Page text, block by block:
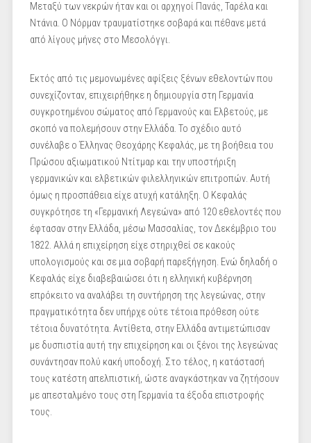
Μεταξύ των νεκρών ήταν και οι αρχηγοί Πανάς, Ταρέλα και
Ντάνια. Ο Νόρμαν τραυματίστηκε σοβαρά και πέθανε μετά
από λίγους μήνες στο Μεσολόγγι.
Εκτός από τις μεμονωμένες αφίξεις ξένων εθελοντών που
συνεχίζονταν, επιχειρήθηκε η δημιουργία στη Γερμανία
συγκροτημένου σώματος από Γερμανούς και Ελβετούς, με
σκοπό να πολεμήσουν στην Ελλάδα. Το σχέδιο αυτό
συνέλαβε ο Έλληνας Θεοχάρης Κεφαλάς, με τη βοήθεια του
Πρώσου αξιωματικού Ντίτμαρ και την υποστήριξη
γερμανικών και ελβετικών φιλελληνικών επιτροπών. Αυτή
όμως η προσπάθεια είχε ατυχή κατάληξη. Ο Κεφαλάς
συγκρότησε τη «Γερμανική Λεγεώνα» από 120 εθελοντές που
έφτασαν στην Ελλάδα, μέσω Μασσαλίας, τον Δεκέμβριο του
1822. Αλλά η επιχείρηση είχε στηριχθεί σε κακούς
υπολογισμούς και σε μια σοβαρή παρεξήγηση. Ενώ δηλαδή ο
Κεφαλάς είχε διαβεβαιώσει ότι η ελληνική κυβέρνηση
επρόκειτο να αναλάβει τη συντήρηση της λεγεώνας, στην
πραγματικότητα δεν υπήρχε ούτε τέτοια πρόθεση ούτε
τέτοια δυνατότητα. Αντίθετα, στην Ελλάδα αντιμετώπισαν
με δυσπιστία αυτή την επιχείρηση και οι ξένοι της λεγεώνας
συνάντησαν πολύ κακή υποδοχή. Στο τέλος, η κατάστασή
τους κατέστη απελπιστική, ώστε αναγκάστηκαν να ζητήσουν
με απεσταλμένο τους στη Γερμανία τα έξοδα επιστροφής
τους.